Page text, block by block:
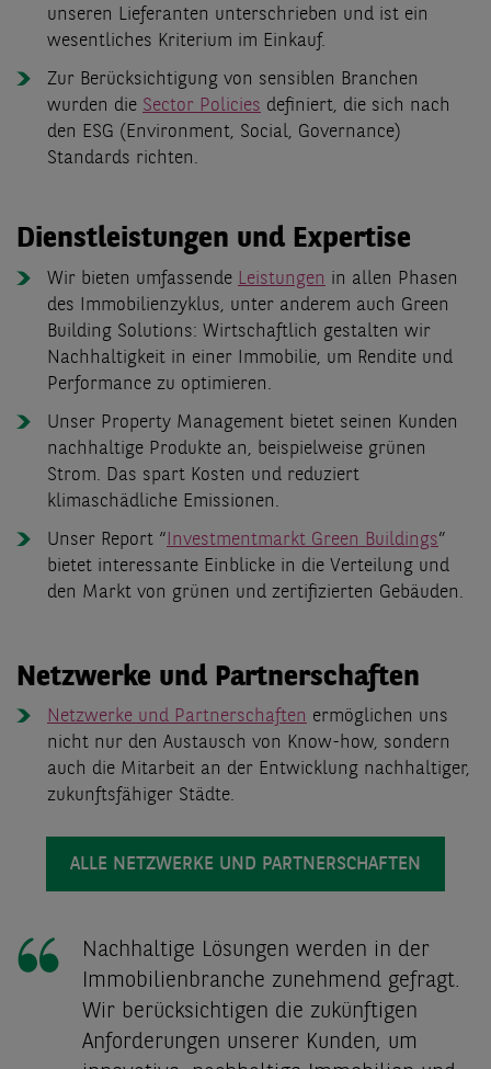
unseren Lieferanten unterschrieben und ist ein
wesentliches Kriterium im Einkauf.
Zur Berücksichtigung von sensiblen Branchen
wurden die Sector Policies definiert, die sich nach
den ESG (Environment, Social, Governance)
Standards richten.
Dienstleistungen und Expertise
Wir bieten umfassende Leistungen in allen Phasen
des Immobilienzyklus, unter anderem auch Green
Building Solutions: Wirtschaftlich gestalten wir
Nachhaltigkeit in einer Immobilie, um Rendite und
Performance zu optimieren.
Unser Property Management bietet seinen Kunden
nachhaltige Produkte an, beispielweise grünen
Strom. Das spart Kosten und reduziert
klimaschädliche Emissionen.
Unser Report “ Investmentmarkt Green Buildings”
bietet interessante Einblicke in die Verteilung und
den Markt von grünen und zertifizierten Gebäuden.
Netzwerke und Partnerschaften
Netzwerke und Partnerschaften ermöglichen uns
nicht nur den Austausch von Know-how, sondern
auch die Mitarbeit an der Entwicklung nachhaltiger,
zukunftsfähiger Städte.
ALLE NETZWERKE UND PARTNERSCHAFTEN
Nachhaltige Lösungen werden in der
Immobilienbranche zunehmend gefragt.
Wir berücksichtigen die zukünftigen
Anforderungen unserer Kunden, um